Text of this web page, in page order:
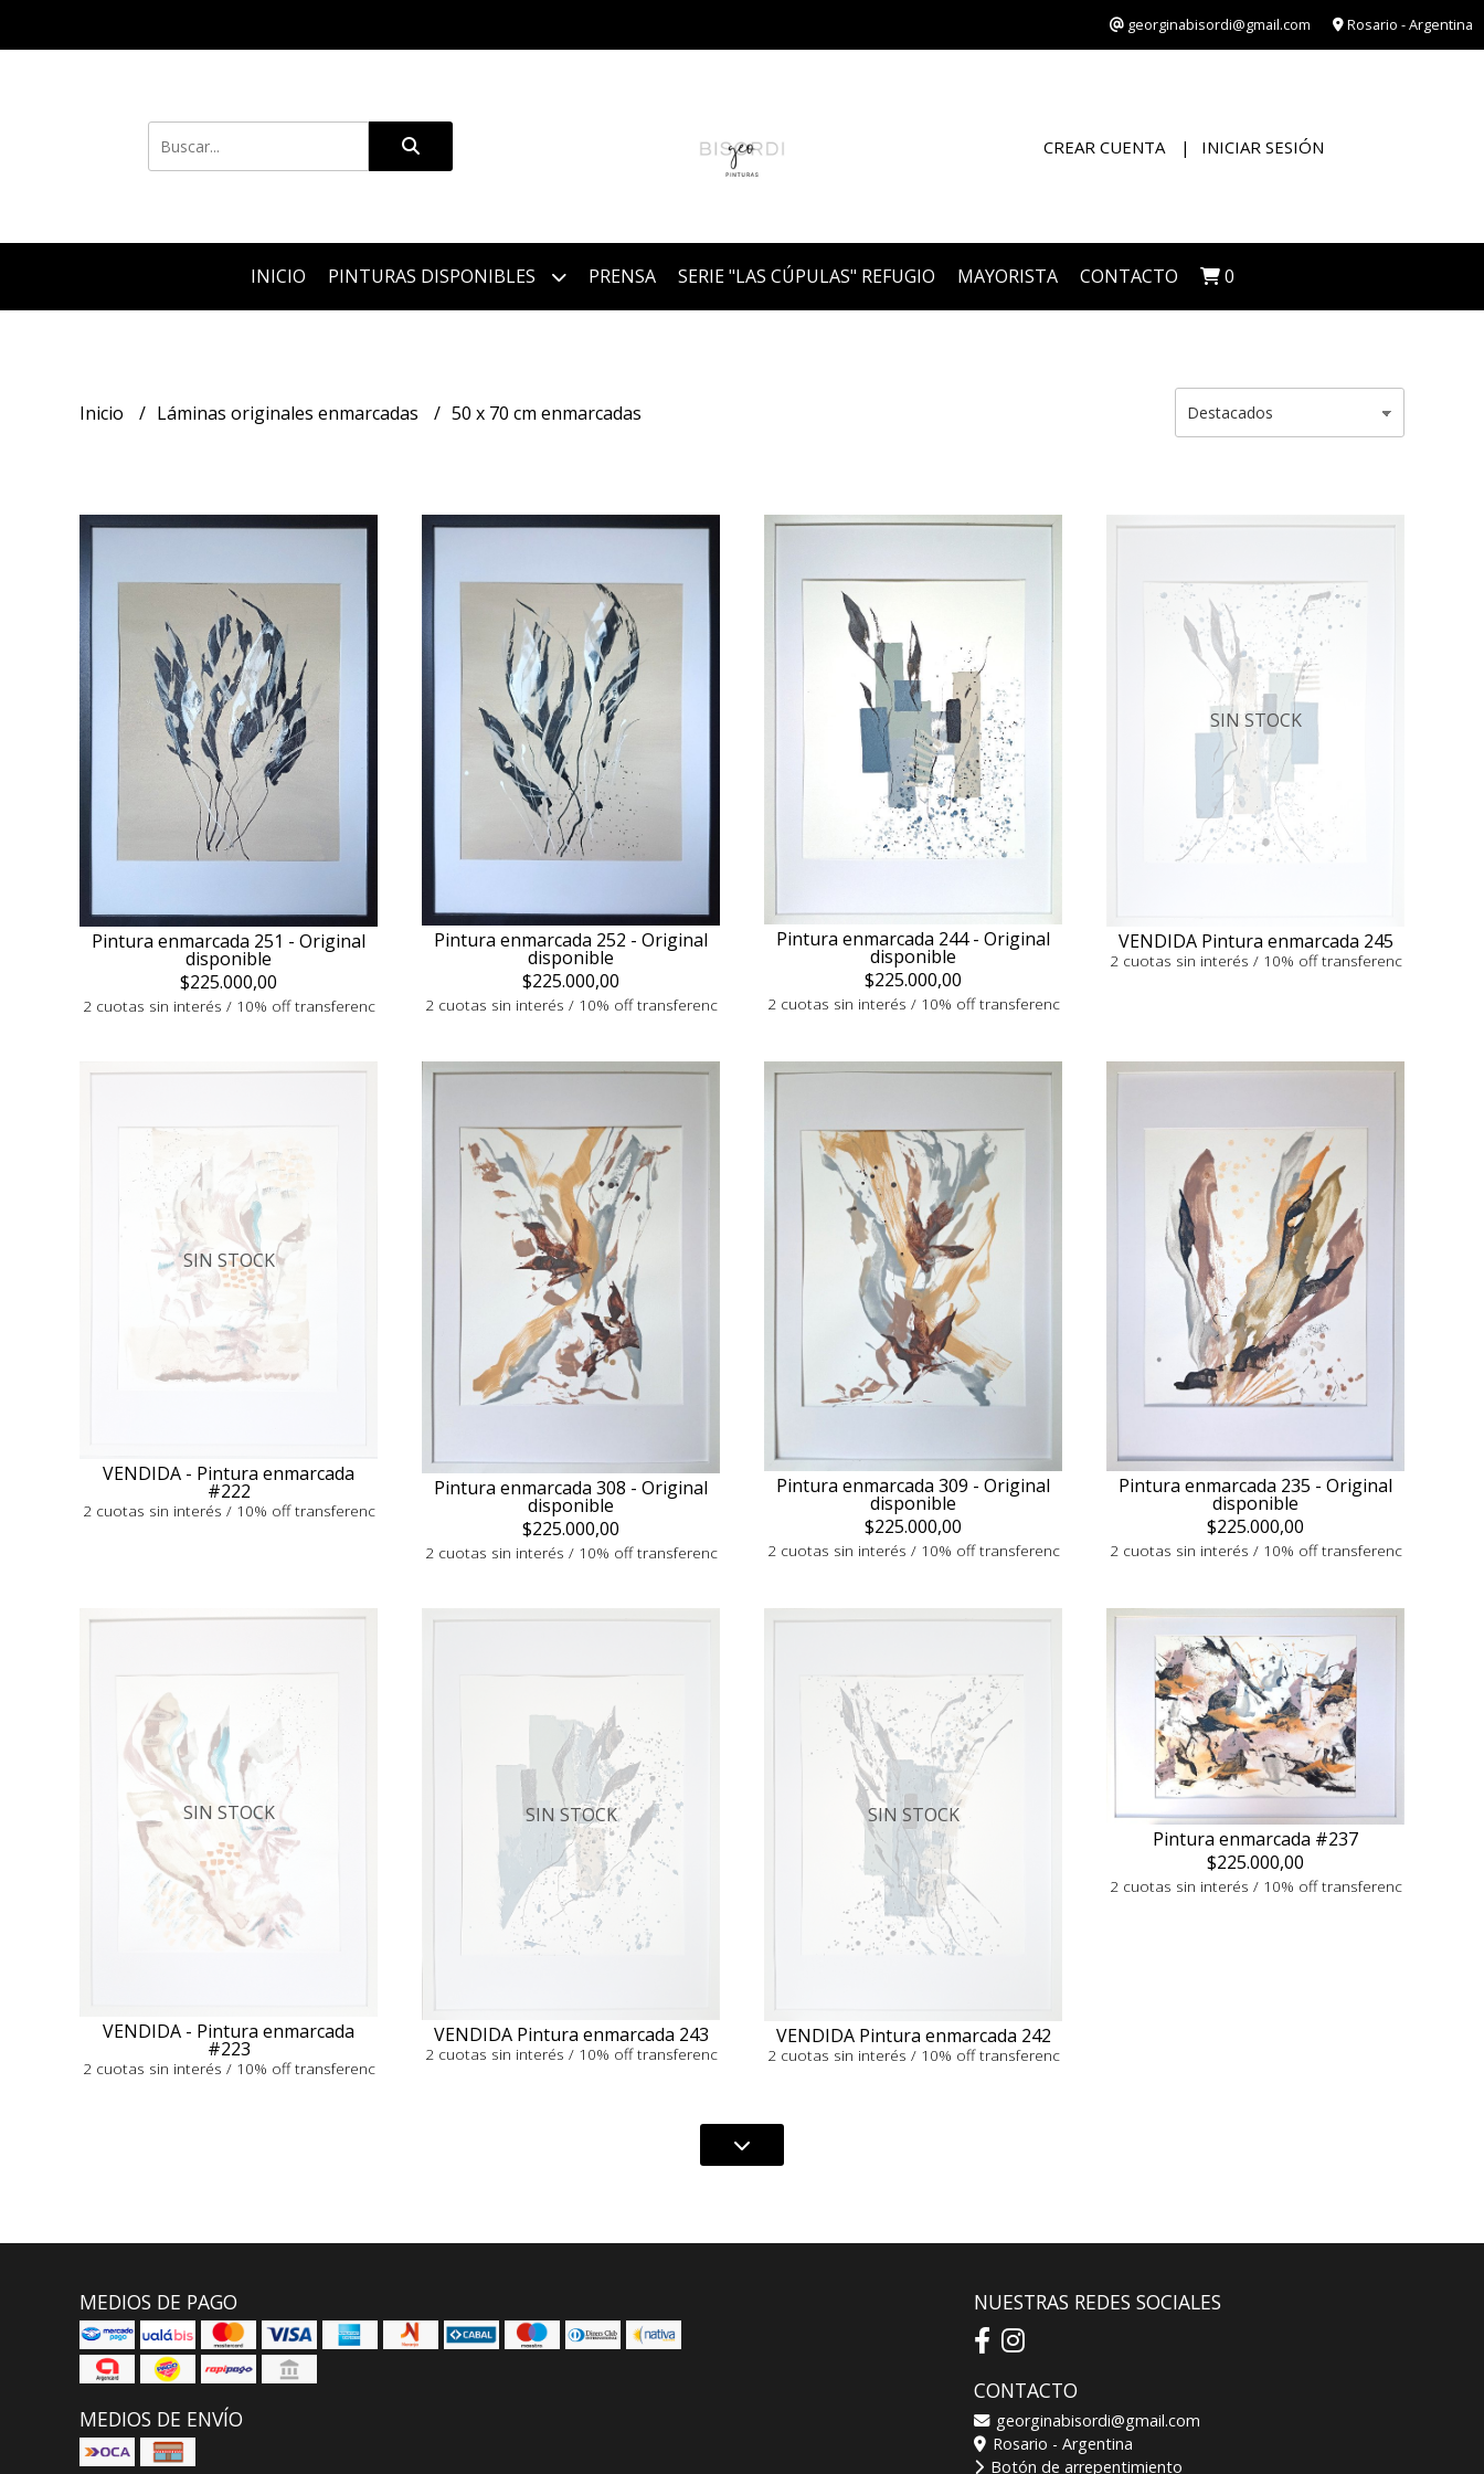
georginabisordi@gmail.com Rosario - Argentina
CREAR CUENTA INICIAR SESIÓN
INICIO PINTURAS DISPONIBLES PRENSA SERIE "LAS CÚPULAS" REFUGIO MAYORISTA CONTACTO 0
Inicio Láminas originales enmarcadas 50 x 70 cm enmarcadas
Pintura enmarcada 251 - Original
disponible
$225.000,00
2 cuotas sin interés / 10% off transferenc
Pintura enmarcada 252 - Original
disponible
$225.000,00
2 cuotas sin interés / 10% off transferenc
Pintura enmarcada 244 - Original
disponible
$225.000,00
2 cuotas sin interés / 10% off transferenc
SIN STOCK
VENDIDA Pintura enmarcada 245
2 cuotas sin interés / 10% off transferenc
SIN STOCK
VENDIDA - Pintura enmarcada
#222
2 cuotas sin interés / 10% off transferenc
Pintura enmarcada 308 - Original
disponible
$225.000,00
2 cuotas sin interés / 10% off transferenc
Pintura enmarcada 309 - Original
disponible
$225.000,00
2 cuotas sin interés / 10% off transferenc
Pintura enmarcada 235 - Original
disponible
$225.000,00
2 cuotas sin interés / 10% off transferenc
SIN STOCK
VENDIDA - Pintura enmarcada
#223
2 cuotas sin interés / 10% off transferenc
SIN STOCK
VENDIDA Pintura enmarcada 243
2 cuotas sin interés / 10% off transferenc
SIN STOCK
VENDIDA Pintura enmarcada 242
2 cuotas sin interés / 10% off transferenc
Pintura enmarcada #237
$225.000,00
2 cuotas sin interés / 10% off transferenc
MEDIOS DE PAGO
MEDIOS DE ENVÍO
NUESTRAS REDES SOCIALES
CONTACTO
georginabisordi@gmail.com
Rosario - Argentina
Botón de arrepentimiento